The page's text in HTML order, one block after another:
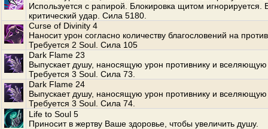
Используется с рапирой. Блокировка щитом игнорируется.
критический удар. Сила 5180.
Curse of Divinity 4
Наносит урон согласно количеству благословений на
Требуется 2 Soul. Сила 105
Dark Flame 23
Выпускает душу, наносящую урон противнику и вселяющую
Требуется 3 Soul. Сила 73.
Dark Flame 24
Выпускает душу, наносящую урон противнику и вселяющую
Требуется 3 Soul. Сила 74.
Life to Soul 5
Приносит в жертву Ваше здоровье, чтобы увеличить душу.